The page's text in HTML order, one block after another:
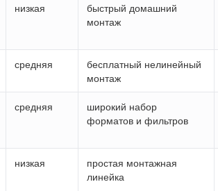
низкая
быстрый домашний
монтаж
средняя
бесплатный нелинейный
монтаж
средняя
широкий набор
форматов и фильтров
низкая
простая монтажная
линейка